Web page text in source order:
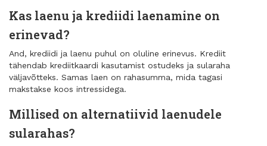
Kas laenu ja krediidi laenamine on
erinevad?
And, krediidi ja laenu puhul on oluline erinevus. Krediit
tähendab krediitkaardi kasutamist ostudeks ja sularaha
väljavõtteks. Samas laen on rahasumma, mida tagasi
makstakse koos intressidega.
Millised on alternatiivid laenudele
sularahas?